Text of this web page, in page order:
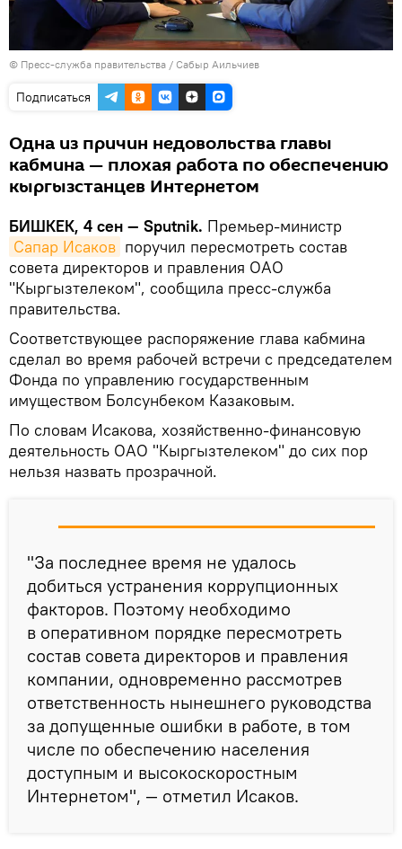
© Пресс-служба правительства / Сабыр Аильчиев
Подписаться
Одна из причин недовольства главы
кабмина — плохая работа по обеспечению
кыргызстанцев Интернетом
БИШКЕК, 4 сен — Sputnik. Премьер-министр
Сапар Исаков поручил пересмотреть состав
совета директоров и правления ОАО
"Кыргызтелеком", сообщила пресс-служба
правительства.
Соответствующее распоряжение глава кабмина
сделал во время рабочей встречи с председателем
Фонда по управлению государственным
имуществом Болсунбеком Казаковым.
По словам Исакова, хозяйственно-финансовую
деятельность ОАО "Кыргызтелеком" до сих пор
нельзя назвать прозрачной.
"За последнее время не удалось
добиться устранения коррупционных
факторов. Поэтому необходимо
в оперативном порядке пересмотреть
состав совета директоров и правления
компании, одновременно рассмотрев
ответственность нынешнего руководства
за допущенные ошибки в работе, в том
числе по обеспечению населения
доступным и высокоскоростным
Интернетом", — отметил Исаков.